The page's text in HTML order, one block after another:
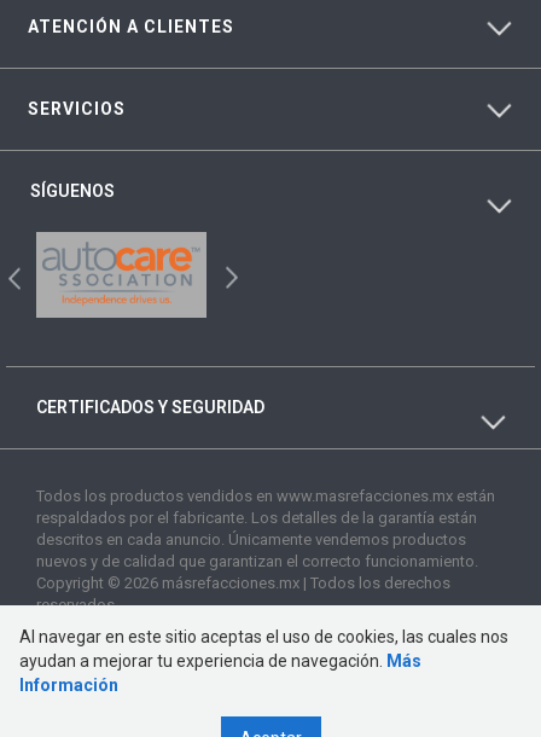
ATENCIÓN A CLIENTES
SERVICIOS
SÍGUENOS
CERTIFICADOS Y SEGURIDAD
Todos los productos vendidos en www.masrefacciones.mx están
respaldados por el fabricante. Los detalles de la garantía están
descritos en cada anuncio. Únicamente vendemos productos
nuevos y de calidad que garantizan el correcto funcionamiento.
Copyright © 2026 másrefacciones.mx | Todos los derechos
reservados
Al navegar en este sitio aceptas el uso de cookies, las cuales nos
ayudan a mejorar tu experiencia de navegación.
Más
Información